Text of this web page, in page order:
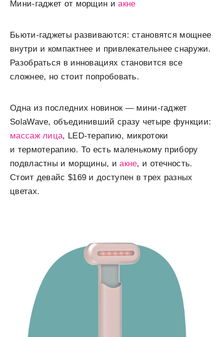
Мини-гаджет от морщин иакне
Бьюти-гаджеты развиваются: становятся мощнее
внутри и компактнее и привлекательнее снаружи.
Разобраться в инновациях становится все
сложнее, но стоит попробовать.
Одна из последних новинок — мини-гаджет
SolaWave, объединивший сразу четыре функции:
массаж лица, LED-терапию, микротоки
и термотерапию. То есть маленькому прибору
подвластны и морщины, иакне, и отечность.
Стоит девайс $169 и доступен в трех разных
цветах.